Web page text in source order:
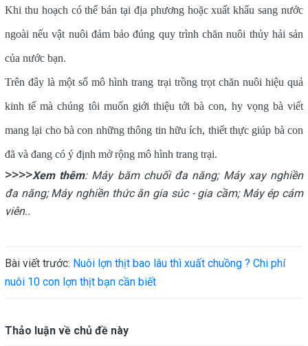
Khi thu hoạch có thể bán tại địa phương hoặc xuất khẩu sang nước
ngoài nếu vật nuôi đảm bảo đúng quy trình chăn nuôi thủy hải sản
của nước bạn.
Trên đây là một số mô hình trang trại trồng trọt chăn nuôi hiệu quả
kinh tế mà chúng tôi muốn giới thiệu tới bà con, hy vọng bà viết
mang lại cho bà con những thông tin hữu ích, thiết thực giúp bà con
đã và đang có ý định mở rộng mô hình trang trại.
>>>>Xem thêm: Máy băm chuối đa năng; Máy xay nghiền
đa năng;Máy nghiền thức ăn gia súc - gia cầm; Máy ép cám
viên..
Bài viết trước: Nuôi lợn thịt bao lâu thì xuất chuồng ? Chi phí
nuôi 10 con lợn thịt bạn cần biết
Thảo luận về chủ đề này